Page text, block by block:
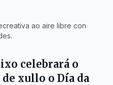
ao aire libre con
celebrará o
de xullo o Día da